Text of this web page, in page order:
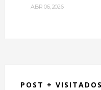
ABR 06, 2026
POST + VISITADOS